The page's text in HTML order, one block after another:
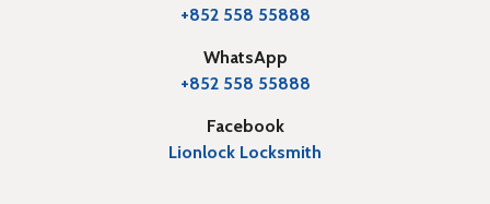
+852 558 55888
WhatsApp
+852 558 55888
Facebook
Lionlock Locksmith